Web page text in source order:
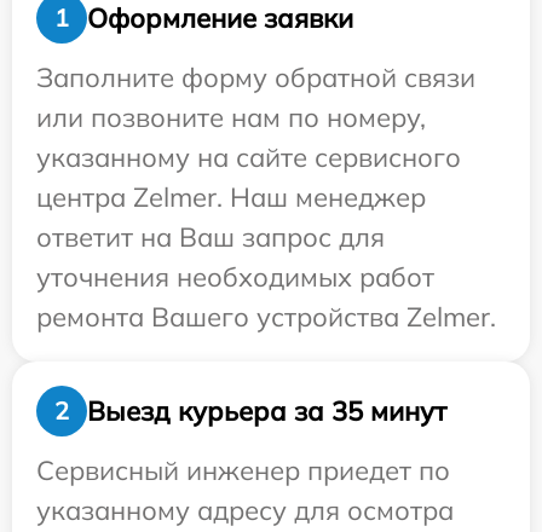
1
Оформление заявки
Заполните форму обратной связи
или позвоните нам по номеру,
указанному на сайте сервисного
центра Zelmer. Наш менеджер
ответит на Ваш запрос для
уточнения необходимых работ
ремонта Вашего устройства Zelmer.
2
Выезд курьера за 35 минут
Сервисный инженер приедет по
указанному адресу для осмотра